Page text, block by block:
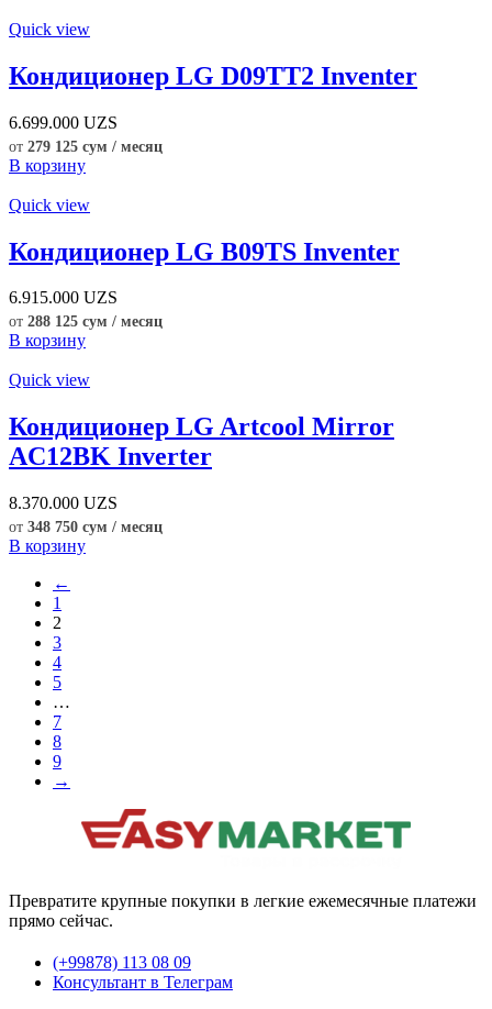
Quick view
Кондиционер LG D09TT2 Inventer
6.699.000 UZS
от 279 125 сум / месяц
В корзину
Quick view
Кондиционер LG B09TS Inventer
6.915.000 UZS
от 288 125 сум / месяц
В корзину
Quick view
Кондиционер LG Artcool Mirror
AC12BK Inverter
8.370.000 UZS
от 348 750 сум / месяц
В корзину
←
1
2
3
4
5
…
7
8
9
→
Превратите крупные покупки в легкие ежемесячные платежи
прямо сейчас.
(+99878) 113 08 09
Консультант в Телеграм